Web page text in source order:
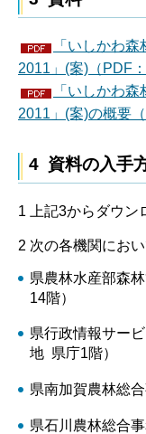
「いしかわ
2011」(案)（PDF
「いしかわ
2011」(案)の概要
4 資料の入手
1 上記3からダウン
2 次の各機関にお
県農林水産部森
14階）
県行政情報サー
地 県庁1階）
県南加賀農林総
県石川農林総合